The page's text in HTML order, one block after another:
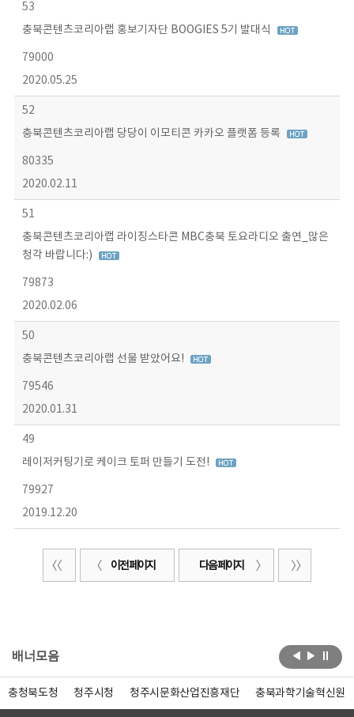
53
충북콘텐츠코리아랩 홍보기자단 BOOGIES 5기 발대식
79000
2020.05.25
52
충북콘텐츠코리아랩 당당이 이모티콘 카카오 플랫폼 등록
80335
2020.02.11
51
충북콘텐츠코리아랩 라이징스타콘 MBC충북 토요라디오 출연_많은
청각 바랍니다:)
79873
2020.02.06
50
충북콘텐츠코리아랩 선물 받았어요!
79546
2020.01.31
49
레이저커팅기로 케이크 토퍼 만들기 도전!
79927
2019.12.20
이전 페이지 다음 페이지
배너모음
충청북도청 청주시청 청주시문화산업진흥재단 충북과학기술혁신원